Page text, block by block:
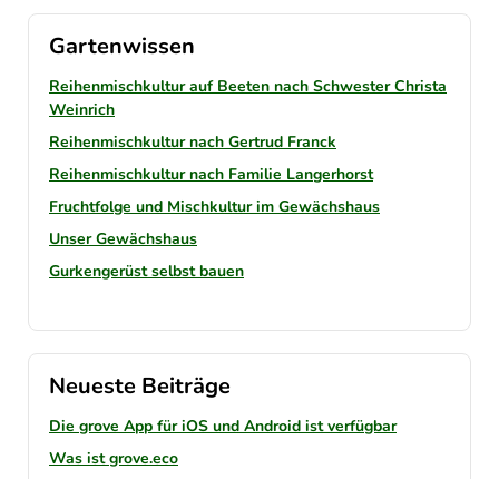
Gartenwissen
Reihenmischkultur auf Beeten nach Schwester Christa
Weinrich
Reihenmischkultur nach Gertrud Franck
Reihenmischkultur nach Familie Langerhorst
Fruchtfolge und Mischkultur im Gewächshaus
Unser Gewächshaus
Gurkengerüst selbst bauen
Neueste Beiträge
Die grove App für iOS und Android ist verfügbar
Was ist grove.eco